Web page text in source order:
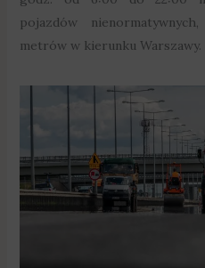
pojazdów
metrów w kierunku Warszawy.